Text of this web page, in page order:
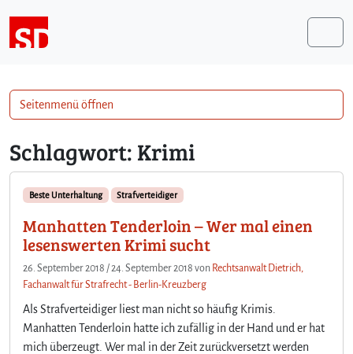
Schlagwort: Krimi
Beste Unterhaltung Strafverteidiger
Manhatten Tenderloin – Wer mal einen
lesenswerten Krimi sucht
26. September 2018 /24. September 2018 von Rechtsanwalt Dietrich,
Fachanwalt für Strafrecht - Berlin-Kreuzberg
Als Strafverteidiger liest man nicht so häufig Krimis.
Manhatten Tenderloin hatte ich zufällig in der Hand und er hat
mich überzeugt. Wer mal in der Zeit zurückversetzt werden
Seitenmenü öffnen